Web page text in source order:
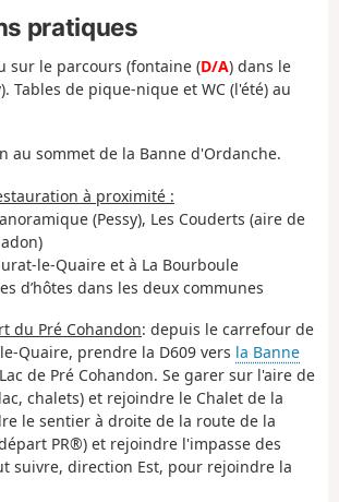
pratiques
sur le parcours (fontaine (D/A) dans le
Tables de pique-nique et WC (l'été) au
au sommet de la Banne d'Ordanche.
à proximité :
(Pessy), Les Couderts (aire de
le-Quaire et à La Bourboule
d’hôtes dans les deux communes
du Pré Cohandon: depuis le carrefour de
Quaire, prendre la D609 vers la Banne
de Pré Cohandon. Se garer sur l'aire de
chalets) et rejoindre le Chalet de la
le sentier à droite de la route de la
PR®) et rejoindre l'impasse des
suivre, direction Est, pour rejoindre la